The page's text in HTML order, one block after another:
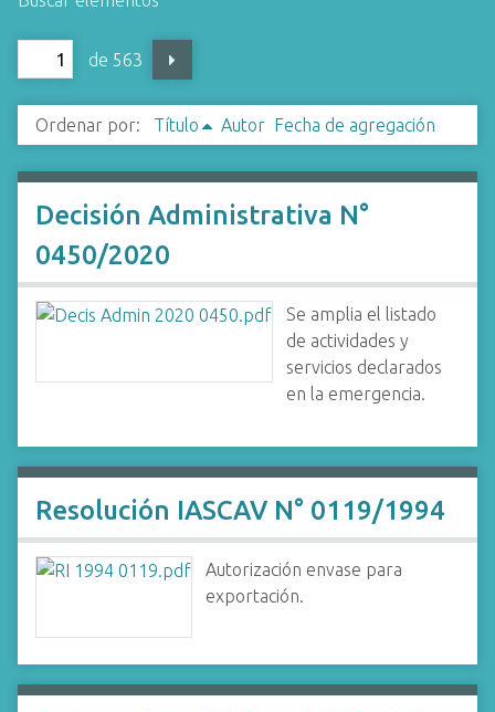
de 563
Ordenar por: Título Autor Fecha de agregación
Decisión Administrativa N°
0450/2020
Se amplia el listado
de actividades y
servicios declarados
en la emergencia.
Resolución IASCAV N° 0119/1994
Autorización envase para
exportación.